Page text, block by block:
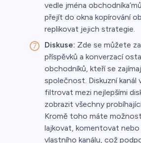
vedle jména
přejít do okna kopírování
replikovat jejich strategie.
Diskuse: Zde se můžete
příspěvků a konverzací
obchodníků, kteří se
společnost. Diskuzní kanál
filtrovat mezi nejlepšími
zobrazit všechny
Kromě toho máte
lajkovat, komentovat
vlastního kanálu, což